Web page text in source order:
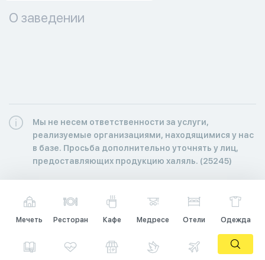
О заведении
Мы не несем ответственности за услуги,
реализуемые организациями, находящимися у нас
в базе. Просьба дополнительно уточнять у лиц,
предоставляющих продукцию халяль. (25245)
Мечеть Ресторан Кафе Медресе Отели Одежда